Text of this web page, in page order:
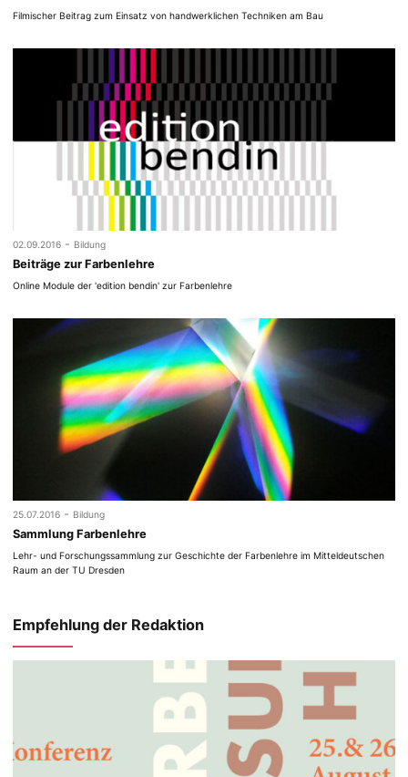
Filmischer Beitrag zum Einsatz von handwerklichen Techniken am Bau
02.09.2016 - Bildung
Beiträge zur Farbenlehre
Online Module der 'edition bendin' zur Farbenlehre
25.07.2016 - Bildung
Sammlung Farbenlehre
Lehr- und Forschungssammlung zur Geschichte der Farbenlehre im Mitteldeutschen
Raum an der TU Dresden
Empfehlung der Redaktion